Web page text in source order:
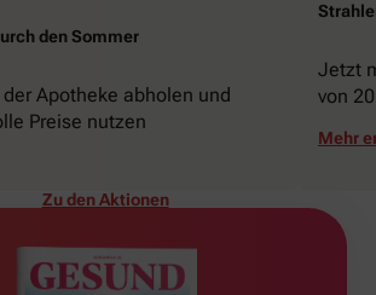
den Sommer
Apotheke abholen und
Preise nutzen
Jetzt
von
Mehr
Zu den Aktionen